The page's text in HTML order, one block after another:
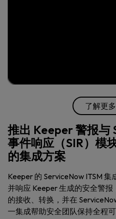
了解更
推出 Keeper 警报与
事件响应（SIR）模
的集成方案
Keeper 的 ServiceNow ITSM
并响应 Keeper 生成的安全警
的接收、转换，并在
一集成帮助安全团队保持全程